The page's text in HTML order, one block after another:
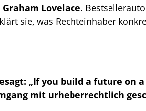
Graham Lovelace.
sie, was Rechteinhaber
„If you build a future on
mit urheberrechtlich